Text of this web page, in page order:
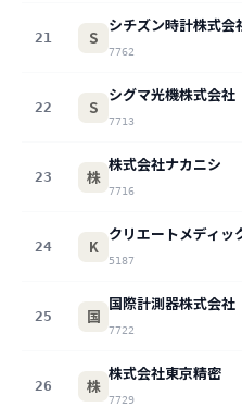
21 S
シチズン時計株式会
7762
22 S
シグマ光機株式会社
7713
23 株
株式会社ナカニシ
7716
24 K
5187
25 国
国際計測器株式会社
7722
26 株
株式会社東京精密
7729